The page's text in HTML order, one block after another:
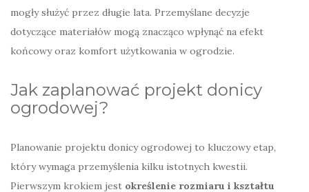
mogły służyć przez długie lata. Przemyślane decyzje
dotyczące materiałów mogą znacząco wpłynąć na efekt
końcowy oraz komfort użytkowania w ogrodzie.
Jak zaplanować projekt donicy
ogrodowej?
Planowanie projektu donicy ogrodowej to kluczowy etap,
który wymaga przemyślenia kilku istotnych kwestii.
Pierwszym krokiem jest określenie rozmiaru i kształtu